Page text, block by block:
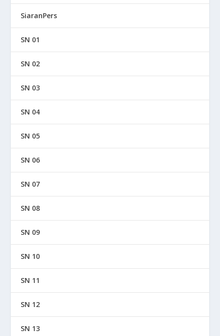
SiaranPers
SN 01
SN 02
SN 03
SN 04
SN 05
SN 06
SN 07
SN 08
SN 09
SN 10
SN 11
SN 12
SN 13